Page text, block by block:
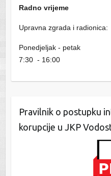
Radno vrijeme
Upravna zgrada i radionica:
Ponedjeljak - petak
7:30 - 16:00
Pravilnik o postupku
korupcije u JKP